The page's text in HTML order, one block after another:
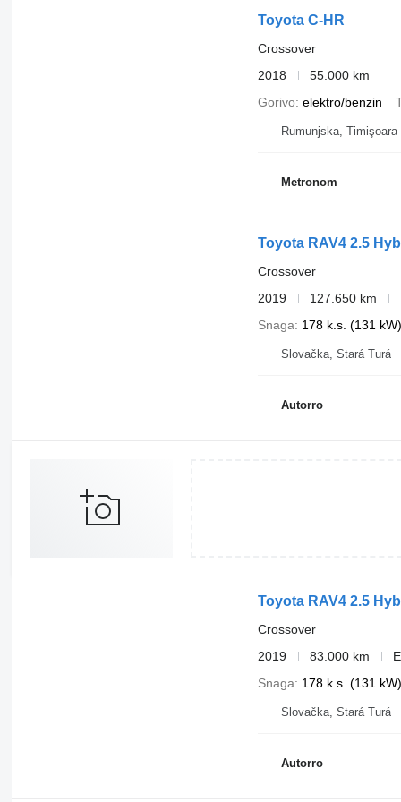
Auto lietots saudzīgi, braukusi sieviete
Jauns vasaras riepu komplekts + ziemas riepas
Toyota C-HR
Crossover
2018
55.000 km
Gorivo elektro/benzin
Rumunjska, Timişoara
Metronom
Toyota RAV4 2.5
Crossover
2019
127.650 km
Snaga
178 k.s. (131 kW)
Slovačka, Stará Turá
Autorro
Toyota RAV4 2.5
Crossover
2019
83.000 km
Snaga
178 k.s. (131 kW)
Slovačka, Stará Turá
Autorro